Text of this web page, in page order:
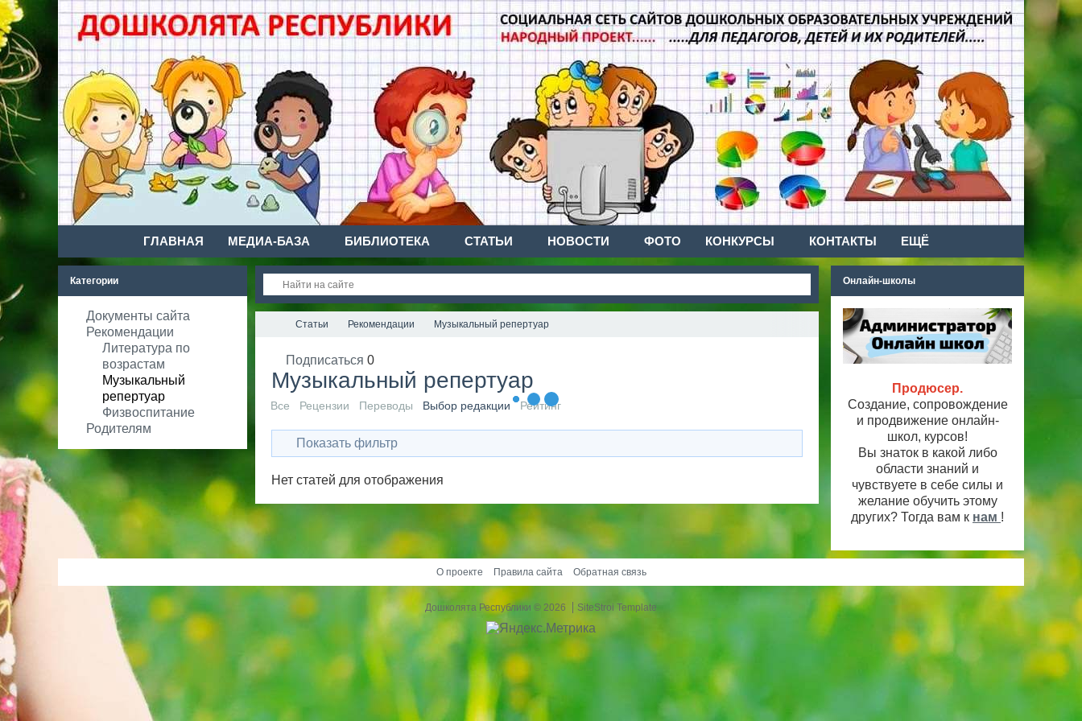
ГЛАВНАЯ МЕДИА-БАЗА БИБЛИОТЕКА СТАТЬИ НОВОСТИ ФОТО КОНКУРСЫ КОНТАКТЫ ЕЩЁ
Статьи Рекомендации Музыкальный репертуар
Подписаться 0
Музыкальный репертуар
Все Рецензии Переводы Выбор редакции Рейтинг
Показать фильтр
Нет статей для отображения
Категории
Документы сайта
Рекомендации
Литература по
возрастам
Музыкальный
репертуар
Физвоспитание
Родителям
Онлайн-школы
Продюсер.
Создание, сопровождение
и продвижение онлайн-
школ, курсов!
Вы знаток в какой либо
области знаний и
чувствуете в себе силы и
желание обучить этому
других? Тогда вам к нам !
О проекте Правила сайта Обратная связь
Дошколята Республики © 2026 SiteStroi Template